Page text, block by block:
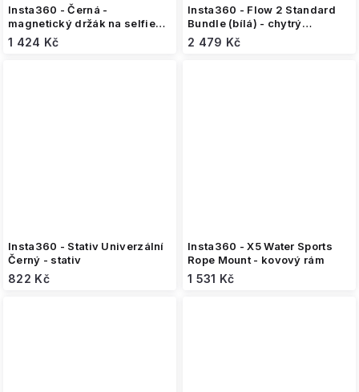
Insta360 - Černá -
magnetický držák na selfie
tyč
1 424 Kč
Insta360 - Flow 2 Standard
Bundle (bílá) - chytrý
stabilizátor
2 479 Kč
Insta360 - Stativ Univerzální
Černý - stativ
822 Kč
Insta360 - X5 Water Sports
Rope Mount - kovový rám
1 531 Kč